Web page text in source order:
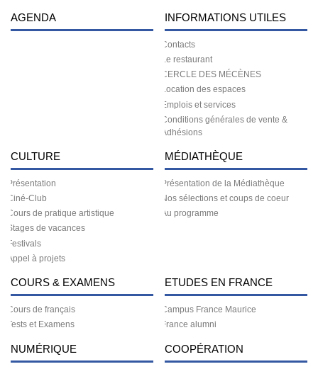
AGENDA INFORMATIONS UTILES
Contacts
Le restaurant
CERCLE DES MÉCÈNES
Location des espaces
Emplois et services
Conditions générales de vente &
Adhésions
CULTURE
Présentation
Ciné-Club
Cours de pratique artistique
Stages de vacances
Festivals
Appel à projets
MÉDIATHÈQUE
Présentation de la Médiathèque
Nos sélections et coups de coeur
Au programme
COURS & EXAMENS
Cours de français
Tests et Examens
ETUDES EN FRANCE
Campus France Maurice
France alumni
NUMÉRIQUE COOPÉRATION